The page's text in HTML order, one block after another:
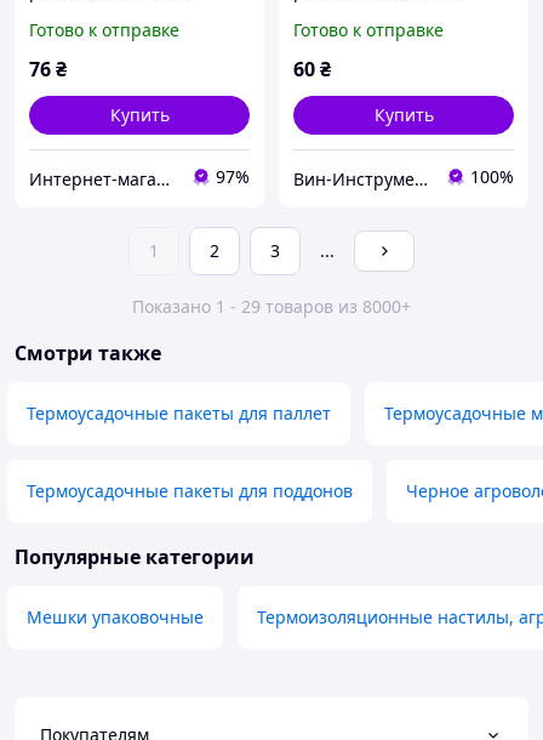
Готово к отправке
76₴
Купить
Интернет-магазин инструмента "РЕЗЕРВ" 97%
Готово к отправке
60₴
Купить
Вин-Инструмент 100%
1 2 3 ...
Показано 1 - 29 товаров из 8000+
Смотри также
Термоусадочные пакеты для паллет Термоусадочные
Термоусадочные пакеты для поддонов Черное
Популярные категории
Мешки упаковочные Термоизоляционные настилы,
Покупателям